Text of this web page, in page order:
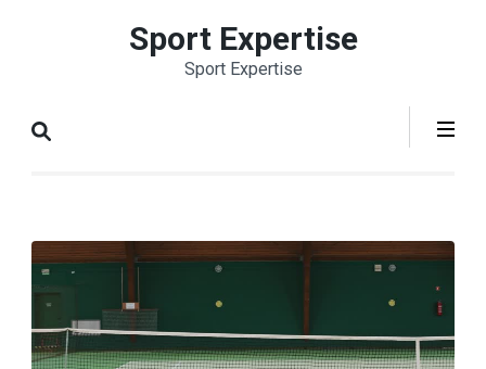
Entrée)
Sport Expertise
Sport Expertise